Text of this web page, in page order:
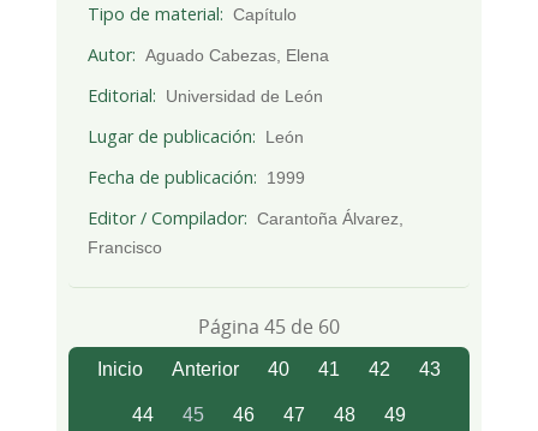
Tipo de material Capítulo
Autor Aguado Cabezas, Elena
Editorial Universidad de León
Lugar de publicación León
Fecha de publicación 1999
Editor / Compilador
Carantoña Álvarez,
Francisco
Página 45 de 60
Inicio Anterior 40 41 42 43
44 45 46 47 48 49